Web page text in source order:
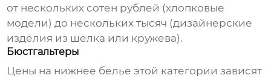
от нескольких сотен рублей (хлопковые
модели) до нескольких тысяч (дизайнерские
изделия из шелка или кружева).
Бюстгальтеры
Цены на нижнее белье этой категории зависят